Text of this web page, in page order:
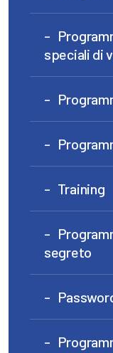
speciali di
Training
segreto